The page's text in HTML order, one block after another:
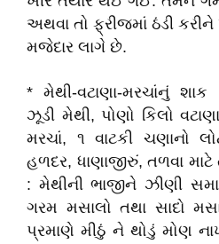
અથવા તો ફ્રીજમાં ઠંડી
મજેદાર લાગે છે.
* મેથી-વટાણા-મરચાંનું શાક
ઝૂડી મેથી, પોણો કિલો
મરચાં, ૧ વાટકી ચણાનો
હળદર, ધાણાજીરું, તળવા માટે
: મેથીની ભાજીને ઝીણી
ગરમ મસાલો તથા સાદો
પ્રમાણે મીઠું ને થોડું મોણ